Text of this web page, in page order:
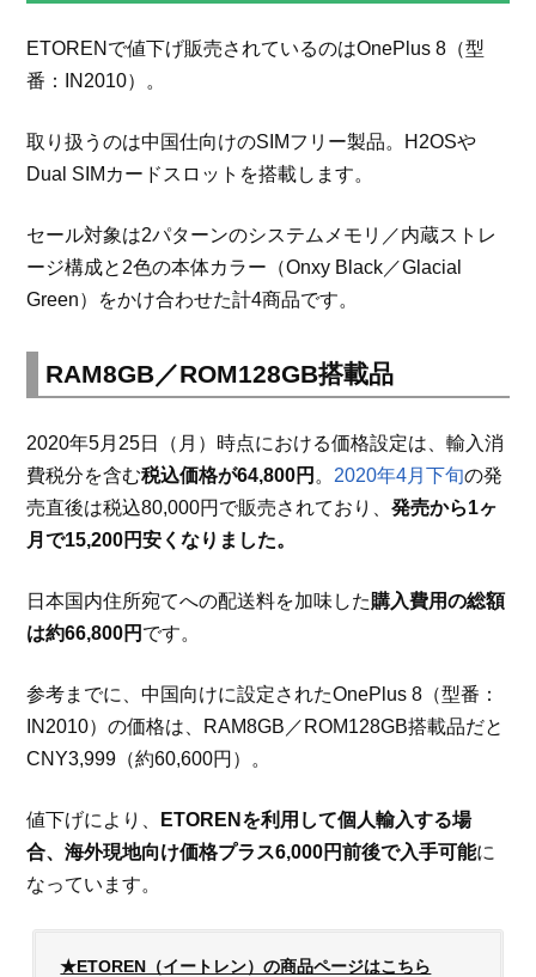
ETORENで値下げ販売されているのはOnePlus 8（型
番：IN2010）。
取り扱うのは中国仕向けのSIMフリー製品。H2OSや
Dual SIMカードスロットを搭載します。
セール対象は2パターンのシステムメモリ／内蔵ストレ
ージ構成と2色の本体カラー（Onxy Black／Glacial
Green）をかけ合わせた計4商品です。
RAM8GB／ROM128GB搭載品
2020年5月25日（月）時点における価格設定は、輸入消
費税分を含む税込価格が64,800円 。 2020年4月下旬の発
売直後は税込80,000円で販売されており、発売から1ヶ
月で15,200円安くなりました。
日本国内住所宛てへの配送料を加味した購入費用の総額
は約66,800円 です。
参考までに、中国向けに設定されたOnePlus 8（型番：
IN2010）の価格は、RAM8GB／ROM128GB搭載品だと
CNY3,999（約60,600円）。
値下げにより、
ETORENを利用して個人輸入する場
合、海外現地向け価格プラス6,000円前後で入手可能に
なっています。
★ETOREN（イートレン）の商品ページはこちら